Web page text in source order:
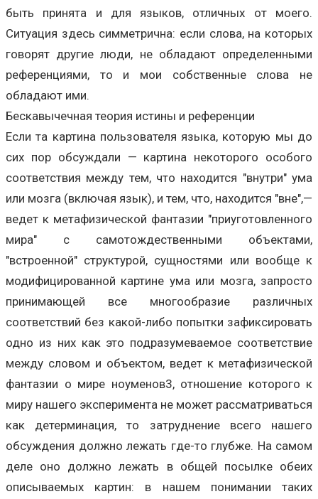
быть принята и для языков, отличных от моего.
Ситуация здесь симметрична: если слова, на которых
говорят другие люди, не обладают определенными
референциями, то и мои собственные слова не
обладают ими.
Бескавычечная теория истины и референции
Если та картина пользователя языка, которую мы до
сих пор обсуждали — картина некоторого особого
соответствия между тем, что находится "внутри" ума
или мозга (включая язык), и тем, что, находится "вне",—
ведет к метафизической фантазии "приуготовленного
мира" с самотождественными объектами,
"встроенной" структурой, сущностями или вообще к
модифицированной картине ума или мозга, запросто
принимающей все многообразие различных
соответствий без какой-либо попытки зафиксировать
одно из них как это подразумеваемое соответствие
между словом и объектом, ведет к метафизической
фантазии о мире ноуменов3, отношение которого к
миру нашего эксперимента не может рассматриваться
как детерминация, то затруднение всего нашего
обсуждения должно лежать где-то глубже. На самом
деле оно должно лежать в общей посылке обеих
описываемых картин: в нашем понимании таких